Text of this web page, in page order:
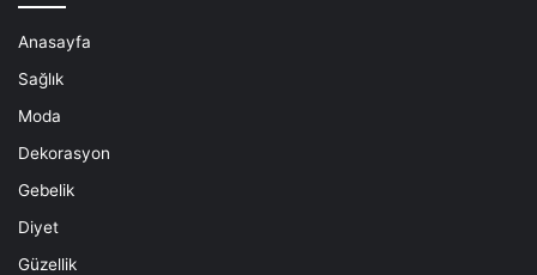
Anasayfa
Sağlık
Moda
Dekorasyon
Gebelik
Diyet
Güzellik